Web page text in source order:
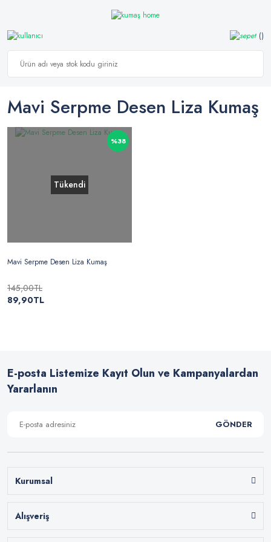
Mavi Serpme Desen Liza Kumaş
%38
Tükendi
Mavi Serpme Desen Liza Kumaş
145,00TL
89,90TL
E-posta Listemize Kayıt Olun ve Kampanyalardan
Yararlanın
GÖNDER
Kurumsal
Alışveriş